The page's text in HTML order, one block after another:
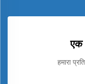
एक
हमारा